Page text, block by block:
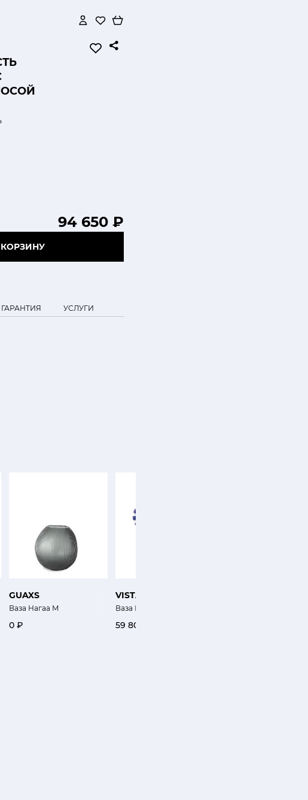
94 650 ₽
В КОРЗИНУ
ГАРАНТИЯ УСЛУГИ
GUAXS
Ваза Нагаа M
0 ₽
VISTA ALEGRE
Ваза Цыпленок Фолькифунки
59 800 ₽